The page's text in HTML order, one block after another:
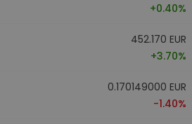
+0.40%
452.170 EUR
+3.70%
0.170149000 EUR
-1.40%